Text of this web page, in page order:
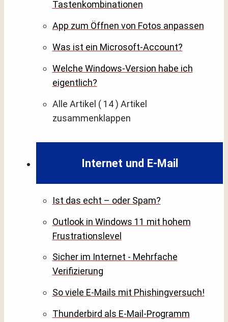
Tastenkombinationen
App zum Öffnen von Fotos anpassen
Was ist ein Microsoft-Account?
Welche Windows-Version habe ich
eigentlich?
Alle Artikel ( 14 ) Artikel
zusammenklappen
Internet und E-Mail
Ist das echt – oder Spam?
Outlook in Windows 11 mit hohem
Frustrationslevel
Sicher im Internet - Mehrfache
Verifizierung
So viele E-Mails mit Phishingversuch!
Thunderbird als E-Mail-Programm